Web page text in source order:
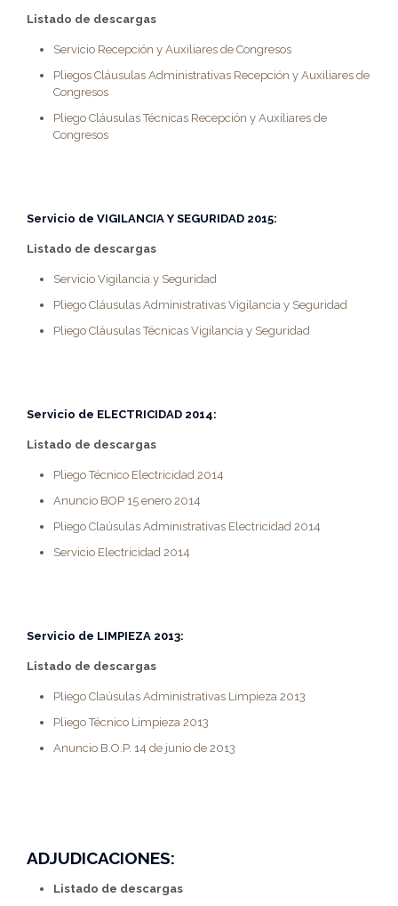
Listado de descargas
Servicio Recepción y Auxiliares de Congresos
Pliegos Cláusulas Administrativas Recepción y Auxiliares de
Congresos
Pliego Cláusulas Técnicas Recepción y Auxiliares de
Congresos
Servicio de VIGILANCIA Y SEGURIDAD 2015:
Listado de descargas
Servicio Vigilancia y Seguridad
Pliego Cláusulas Administrativas Vigilancia y Seguridad
Pliego Cláusulas Técnicas Vigilancia y Seguridad
Servicio de ELECTRICIDAD 2014:
Listado de descargas
Pliego Técnico Electricidad 2014
Anuncio BOP 15 enero 2014
Pliego Claúsulas Administrativas Electricidad 2014
Servicio Electricidad 2014
Servicio de LIMPIEZA 2013:
Listado de descargas
Pliego Claúsulas Administrativas Limpieza 2013
Pliego Técnico Limpieza 2013
Anuncio B.O.P. 14 de junio de 2013
ADJUDICACIONES:
Listado de descargas